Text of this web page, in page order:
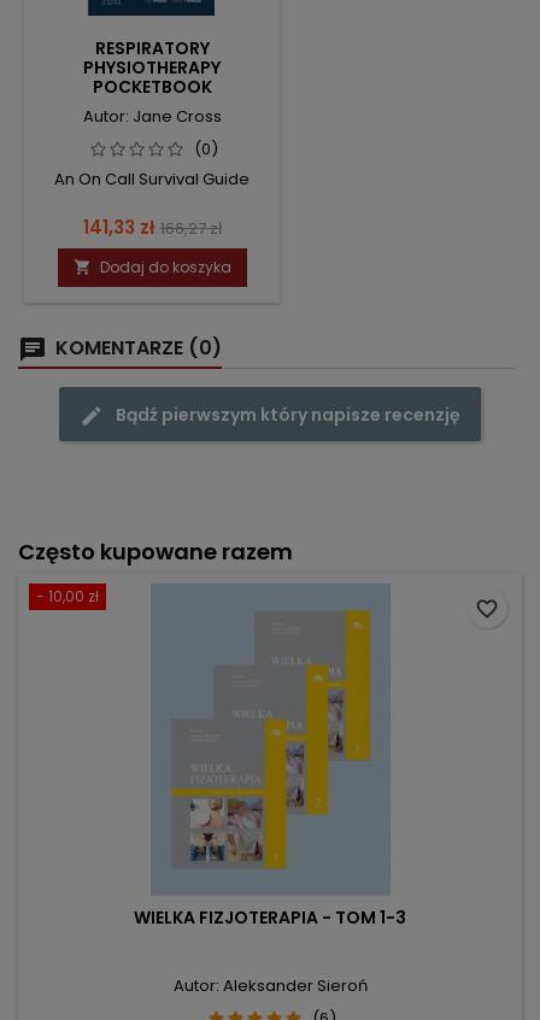
RESPIRATORY
PHYSIOTHERAPY
POCKETBOOK
Autor: Jane Cross
(0)
An On Call Survival Guide
Cena
141,33 zł Cena
podstawowa
166,27 zł
 Dodaj do koszyka
KOMENTARZE (0)
Bądź pierwszym który napisze recenzję
Często kupowane razem
- 10,00 zł
WIELKA FIZJOTERAPIA - TOM 1-3
Autor: Aleksander Sieroń
favorite_border